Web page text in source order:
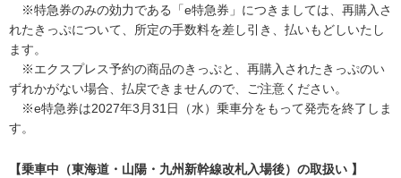
※特急券のみの効力である「e特急券」につきましては、再購入さ
れたきっぷについて、所定の手数料を差し引き、払いもどしいたし
ます。
※エクスプレス予約の商品のきっぷと、再購入されたきっぷのい
ずれかがない場合、払戻できませんので、ご注意ください。
※e特急券は2027年3月31日（水）乗車分をもって発売を終了しま
す。
【乗車中（東海道・山陽・九州新幹線改札入場後）の取扱い 】